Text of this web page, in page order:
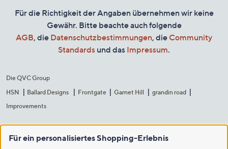
Für die Richtigkeit der Angaben übernehmen wir keine
Gewähr. Bitte beachte auch folgende
AGB, die Datenschutzbestimmungen, die Community
Standards und das Impressum.
Die QVC Group
HSN
Ballard Designs Frontgate Garnet Hill
grandin road
Improvements
Für ein personalisiertes Shopping-Erlebnis